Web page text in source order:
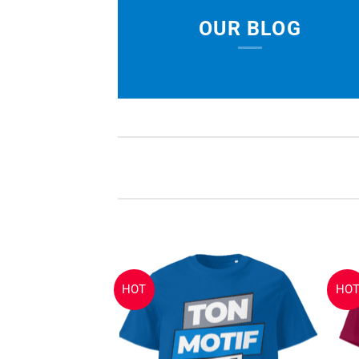
OUR BLOG
HOT
Ajouter
HOT